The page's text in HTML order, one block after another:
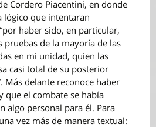
Cordero Piacentini, en donde
lógico que intentaran
haber sido, en particular,
pruebas de la mayoría de las
en mi unidad, quien las
casi total de su posterior
Más delante reconoce haber
que el combate se había
algo personal para él. Para
vez más de manera textual: